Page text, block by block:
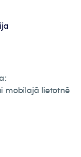
mobilajā lietotnē